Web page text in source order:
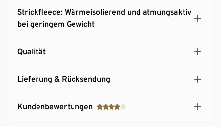
Strickfleece: Wärmeisolierend und atmungsaktiv
bei geringem Gewicht
Qualität
Lieferung & Rücksendung
Kundenbewertungen